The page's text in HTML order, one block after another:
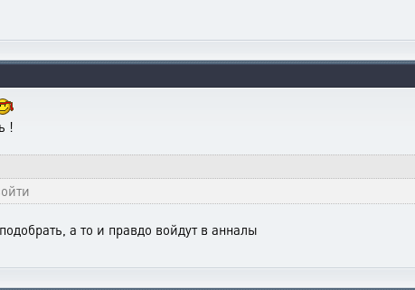
!
а то и правдо войдут в анналы